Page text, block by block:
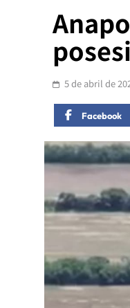
5 de abril de
Facebook